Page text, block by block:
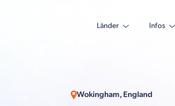
Länder Infos
Wokingham, England